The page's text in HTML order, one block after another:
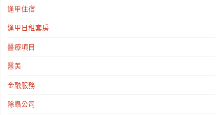
逢甲住宿
逢甲日租套房
醫療項目
醫美
金融服務
除蟲公司